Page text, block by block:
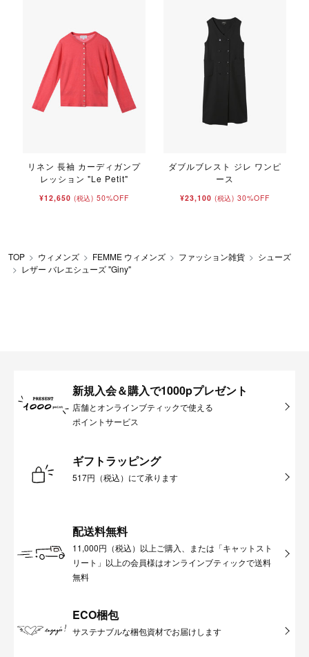
リネン 長袖 カーディガンプ
レッション "Le Petit"
¥12,650 (税込) 50%OFF
ダブルブレスト ジレ ワンピ
ース
¥23,100 (税込) 30%OFF
TOP ウィメンズ FEMME ウィメンズ ファッション雑貨
シューズ
レザー バレエシューズ "Giny"
新規入会＆購入で1000pプレゼント
店舗とオンラインブティックで使える
ポイントサービス
ギフトラッピング
517円（税込）にて承ります
配送料無料
11,000円（税込）以上ご購入、または「キャットスト
リート」以上の会員様はオンラインブティックで送料
無料
ECO梱包
サステナブルな梱包資材でお届けします